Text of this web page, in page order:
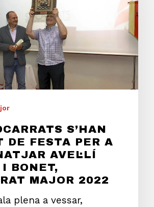
S’HAN
DE FESTA PER A
AVEL·LÍ
I BONET,
MAJOR 2022
plena a vessar,